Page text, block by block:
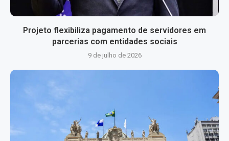
Projeto flexibiliza pagamento de servidores em
parcerias com entidades sociais
9 de julho de 2026